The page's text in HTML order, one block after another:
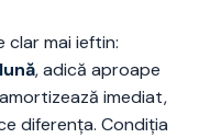
clar mai ieftin:
, adică aproape
imediat,
diferența. Condiția